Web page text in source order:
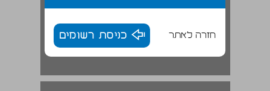
חזרה לאתר כניסת רשומים